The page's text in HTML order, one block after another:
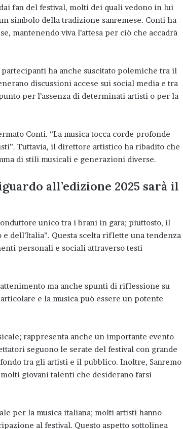
dai fan del festival, molti dei quali vedono in lui
simbolo della tradizione sanremese. Conti ha
mantenendo viva l’attesa per ciò che accadrà
ha anche suscitato polemiche tra il
discussioni accese sui social media e tra
per l’assenza di determinati artisti o per la
Conti. “La musica tocca corde profonde
Tuttavia, il direttore artistico ha ribadito che
di stili musicali e generazioni diverse.
all’edizione 2025 sarà il
unico tra i brani in gara; piuttosto, il
dell’Italia”. Questa scelta riflette una tendenza
personali e sociali attraverso testi
ma anche spunti di riflessione su
e la musica può essere un potente
rappresenta anche un importante evento
seguono le serate del festival con grande
tra gli artisti e il pubblico. Inoltre, Sanremo
giovani talenti che desiderano farsi
per la musica italiana; molti artisti hanno
al festival. Questo aspetto sottolinea